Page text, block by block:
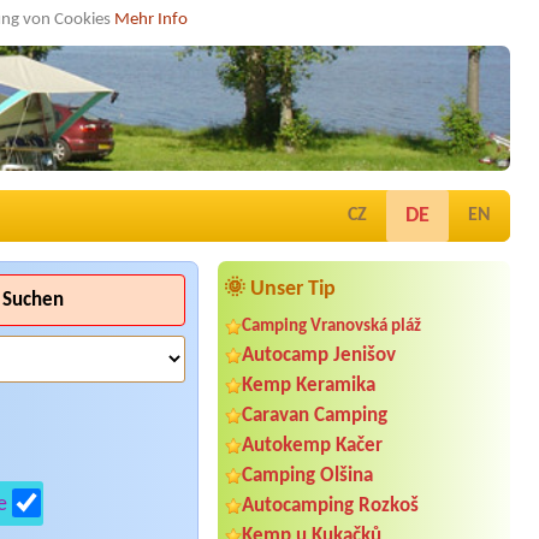
von Cookies Mehr Info
CZ DE EN
🌞 Unser Tip
Camping Vranovská pláž
Autocamp Jenišov
Kemp Keramika
Caravan Camping
Autokemp Kačer
Camping Olšina
Autocamping Rozkoš
Suchen